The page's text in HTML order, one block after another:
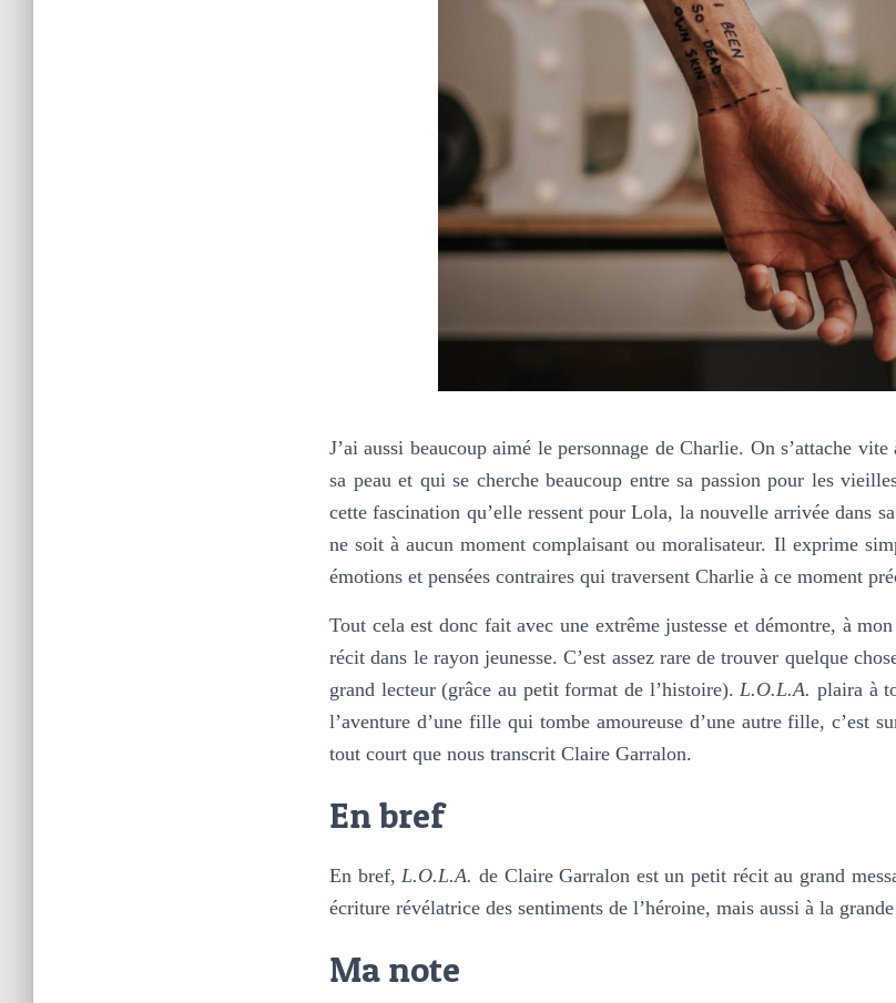
J’ai aussi beaucoup aimé le personnage de Charlie. On s’attache
sa peau et qui se cherche beaucoup entre sa passion pour les
cette fascination qu’elle ressent pour Lola, la nouvelle arrivée dans
ne soit à aucun moment complaisant ou moralisateur. Il exprime
émotions et pensées contraires qui traversent Charlie à ce moment
Tout cela est donc fait avec une extrême justesse et démontre, à
récit dans le rayon jeunesse. C’est assez rare de trouver quelque
grand lecteur (grâce au petit format de l’histoire).L.O.L.A. plaira à
l’aventure d’une fille qui tombe amoureuse d’une autre fille, c’est
tout court que nous transcrit Claire Garralon.
En bref
En bref,L.O.L.A. de Claire Garralon est un petit récit au grand
écriture révélatrice des sentiments de l’héroine, mais aussi à la
Ma note